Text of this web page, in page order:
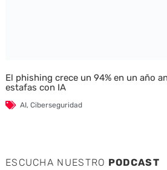
El phishing crece un 94% en un año
estafas con IA
AI, Ciberseguridad
ESCUCHA NUESTRO PODCAST